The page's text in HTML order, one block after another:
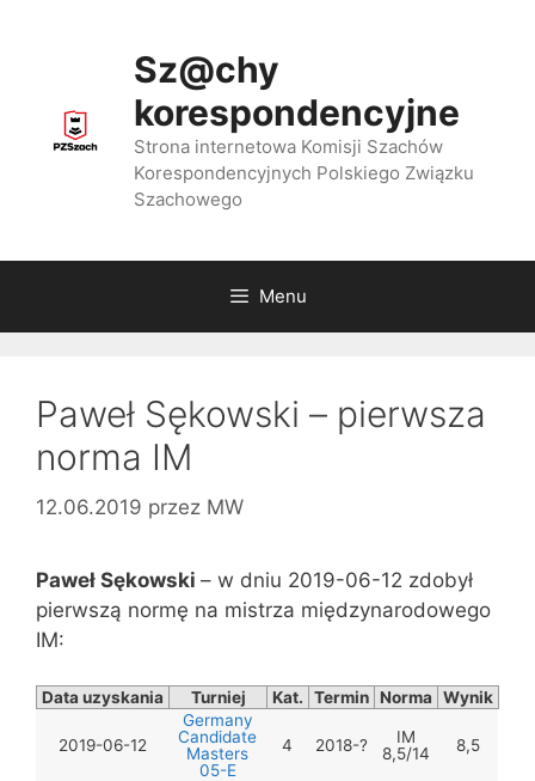
Sz@chy
korespondencyjne
Strona internetowa Komisji Szachów
Korespondencyjnych Polskiego Związku
Szachowego
Menu
Paweł Sękowski – pierwsza
norma IM
12.06.2019 przez MW
Paweł Sękowski – w dniu 2019-06-12 zdobył
pierwszą normę na mistrza międzynarodowego
IM:
Data uzyskania Turniej Kat. Termin Norma Wynik
2019-06-12
Germany
Candidate
Masters
05-E
4 2018-?
IM
8,5/14
8,5